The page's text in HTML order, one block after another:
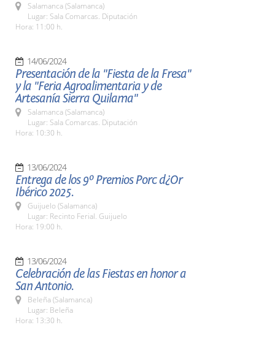
Salamanca (Salamanca)
Lugar: Sala Comarcas. Diputación
Hora: 11:00 h.
14/06/2024
Presentación de la "Fiesta de la Fresa"
y la "Feria Agroalimentaria y de
Artesanía Sierra Quilama"
Salamanca (Salamanca)
Lugar: Sala Comarcas. Diputación
Hora: 10:30 h.
13/06/2024
Entrega de los 9º Premios Porc d¿Or
Ibérico 2025.
Guijuelo (Salamanca)
Lugar: Recinto Ferial. Guijuelo
Hora: 19:00 h.
13/06/2024
Celebración de las Fiestas en honor a
San Antonio.
Beleña (Salamanca)
Lugar: Beleña
Hora: 13:30 h.